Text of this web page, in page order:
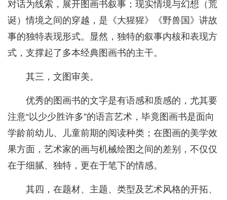
对话为线索，展开图画书叙事；现实情境与幻想（荒
诞）情境之间的穿越，是《大猩猩》《野兽国》讲故
事的独特表现形式。显然，独特的叙事内核和表现方
式，支撑起了多本经典图画书的主干。
其三，文图审美。
优秀的图画书的文字是有语感和质感的，尤其要
注意“以少少胜许多”的语言艺术，毕竟图画书是面向
学龄前幼儿、儿童前期的阅读种类；在图画的美学效
果方面，艺术家的画与机械绘图之间的差别，不仅仅
在于细腻、独特，更在于笔下的情感。
其四，在题材、主题、类型及艺术风格的开拓、